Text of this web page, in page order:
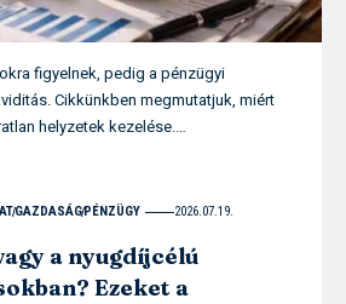
figyelnek, pedig a pénzügyi
Cikkünkben megmutatjuk, miért
helyzetek kezelése.…
GAZDASÁGPÉNZÜGY 2026.07.19.
a nyugdíjcélú
Ezeket a